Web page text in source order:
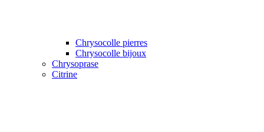
Chrysocolle pierres
Chrysocolle bijoux
Chrysoprase
Citrine